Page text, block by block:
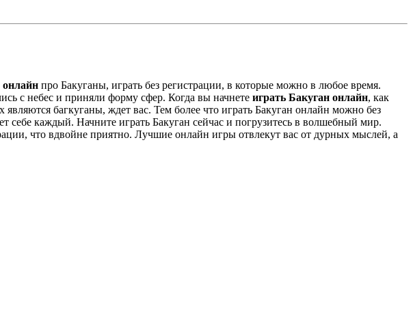
про Бакуганы, играть без регистрации, в которые можно в любое время.
с небес и приняли форму сфер. Когда вы начнете играть Бакуган онлайн, как
являются багкуганы, ждет вас. Тем более что играть Бакуган онлайн можно без
себе каждый. Начните играть Бакуган сейчас и погрузитесь в волшебный мир.
что вдвойне приятно. Лучшие онлайн игры отвлекут вас от дурных мыслей, а